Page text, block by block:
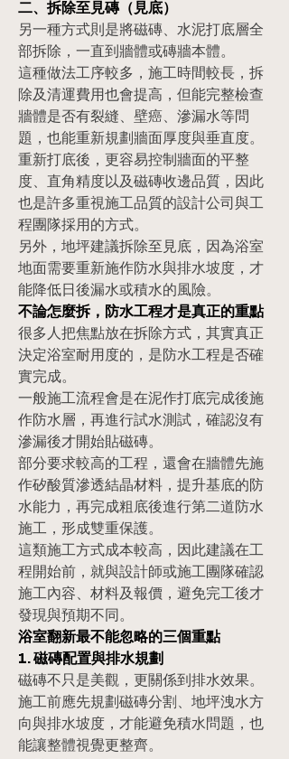
二、拆除至見磚（見底）
另一種方式則是將磁磚、水泥打底層全
部拆除，一直到牆體或磚牆本體。
這種做法工序較多，施工時間較長，拆
除及清運費用也會提高，但能完整檢查
牆體是否有裂縫、壁癌、滲漏水等問
題，也能重新規劃牆面厚度與垂直度。
重新打底後，更容易控制牆面的平整
度、直角精度以及磁磚收邊品質，因此
也是許多重視施工品質的設計公司與工
程團隊採用的方式。
另外，地坪建議拆除至見底，因為浴室
地面需要重新施作防水與排水坡度，才
能降低日後漏水或積水的風險。
不論怎麼拆，防水工程才是真正的重點
很多人把焦點放在拆除方式，其實真正
決定浴室耐用度的，是防水工程是否確
實完成。
一般施工流程會是在泥作打底完成後施
作防水層，再進行試水測試，確認沒有
滲漏後才開始貼磁磚。
部分要求較高的工程，還會在牆體先施
作矽酸質滲透結晶材料，提升基底的防
水能力，再完成粗底後進行第二道防水
施工，形成雙重保護。
這類施工方式成本較高，因此建議在工
程開始前，就與設計師或施工團隊確認
施工內容、材料及報價，避免完工後才
發現與預期不同。
浴室翻新最不能忽略的三個重點
1. 磁磚配置與排水規劃
磁磚不只是美觀，更關係到排水效果。
施工前應先規劃磁磚分割、地坪洩水方
向與排水坡度，才能避免積水問題，也
能讓整體視覺更整齊。